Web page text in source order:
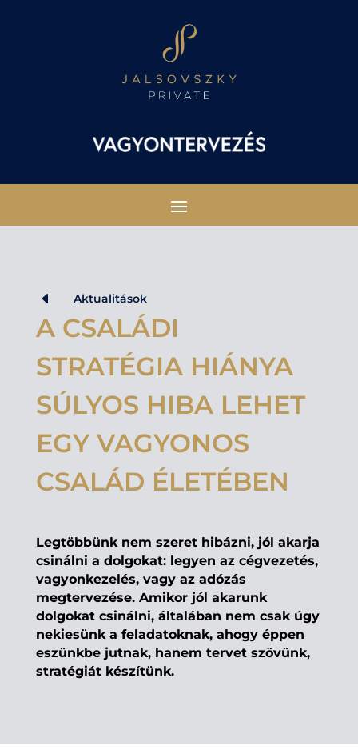
D Aktualitások
A CSALÁDI
STRATÉGIA HIÁNYA
SÚLYOS HIBA LEHET
EGY VAGYONOS
CSALÁD ÉLETÉBEN
Legtöbbünk nem szeret hibázni, jól akarja
csinálni a dolgokat: legyen az cégvezetés,
vagyonkezelés, vagy az adózás
megtervezése. Amikor jól akarunk
dolgokat csinálni, általában nem csak úgy
nekiesünk a feladatoknak, ahogy éppen
eszünkbe jutnak, hanem tervet szövünk,
stratégiát készítünk.